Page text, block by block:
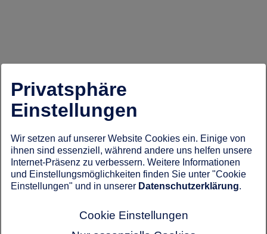
Privatsphäre
Einstellungen
Wir setzen auf unserer Website Cookies ein. Einige von
ihnen sind essenziell, während andere uns helfen unsere
Internet-Präsenz zu verbessern. Weitere Informationen
und Einstellungsmöglichkeiten finden Sie unter "Cookie
Einstellungen" und in unserer Datenschutzerklärung.
Cookie Einstellungen